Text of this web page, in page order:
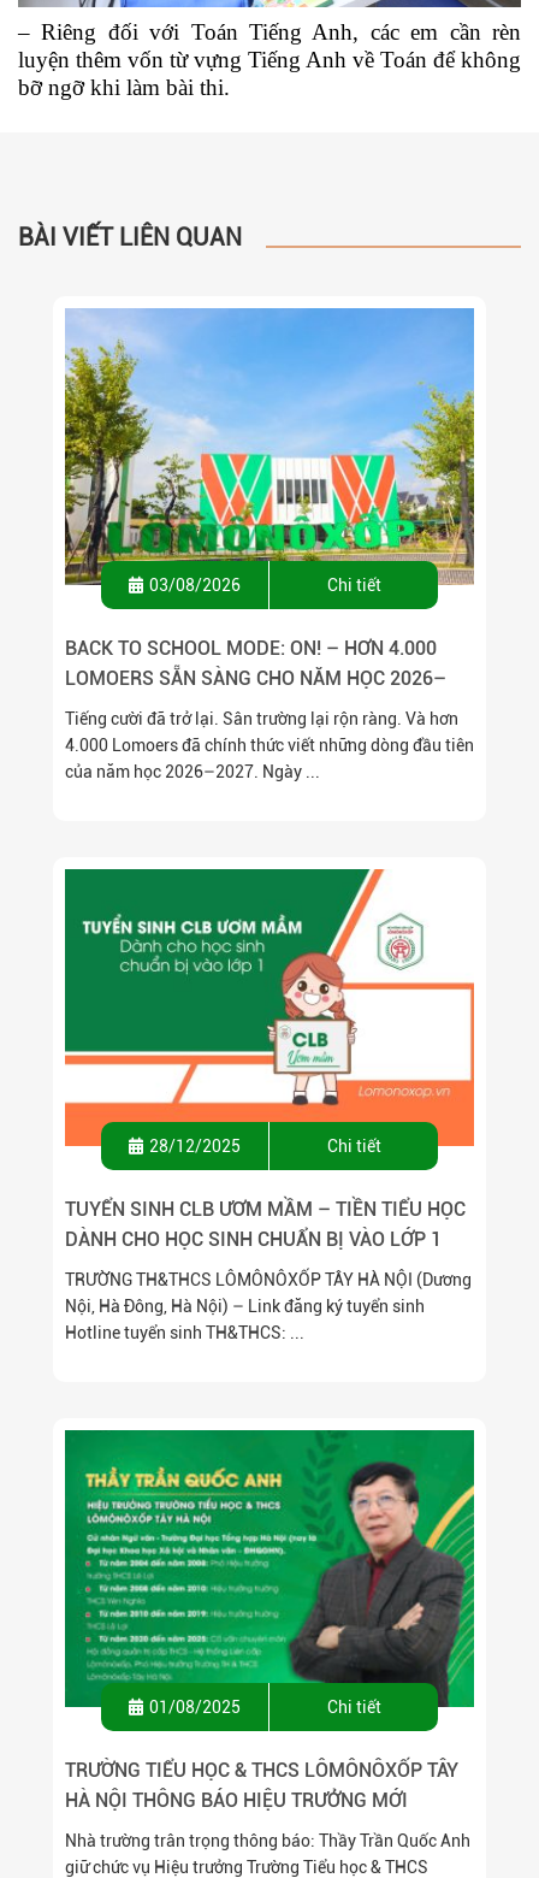
– Riêng đối với Toán Tiếng Anh, các em cần rèn
luyện thêm vốn từ vựng Tiếng Anh về Toán để không
bỡ ngỡ khi làm bài thi.
BÀI VIẾT LIÊN QUAN
03/08/2026 Chi tiết
BACK TO SCHOOL MODE: ON! – HƠN 4.000
LOMOERS SẴN SÀNG CHO NĂM HỌC 2026–
2027
Tiếng cười đã trở lại. Sân trường lại rộn ràng. Và hơn
4.000 Lomoers đã chính thức viết những dòng đầu tiên
của năm học 2026–2027. Ngày ...
28/12/2025 Chi tiết
TUYỂN SINH CLB ƯƠM MẦM – TIỀN TIỂU HỌC
DÀNH CHO HỌC SINH CHUẨN BỊ VÀO LỚP 1
TRƯỜNG TH&THCS LÔMÔNÔXỐP TÂY HÀ NỘI (Dương
Nội, Hà Đông, Hà Nội) – Link đăng ký tuyển sinh
Hotline tuyển sinh TH&THCS: ...
01/08/2025 Chi tiết
TRƯỜNG TIỂU HỌC & THCS LÔMÔNÔXỐP TÂY
HÀ NỘI THÔNG BÁO HIỆU TRƯỞNG MỚI
Nhà trường trân trọng thông báo: Thầy Trần Quốc Anh
giữ chức vụ Hiệu trưởng Trường Tiểu học & THCS